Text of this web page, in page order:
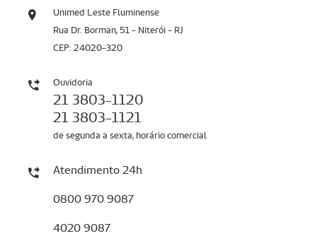
Unimed Leste Fluminense
Rua Dr. Borman, 51 - Niterói - RJ
CEP: 24020-320
Ouvidoria
21 3803-1120
21 3803-1121
de segunda a sexta, horário comercial
Atendimento 24h
0800 970 9087
4020 9087